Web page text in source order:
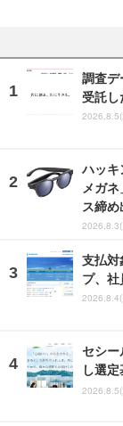
調査デ
受託し
ハッ
メガ
ス締め
支払
プ、社
セシー
し選